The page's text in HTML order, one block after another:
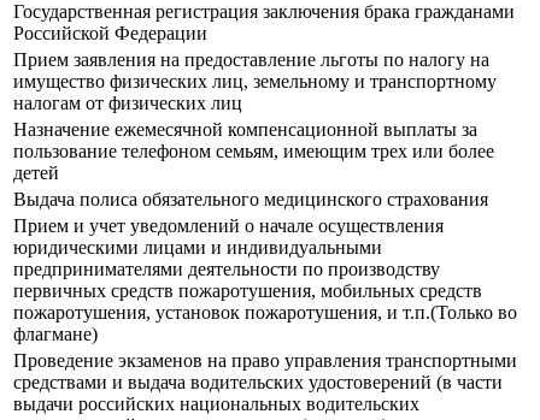
Государственная регистрация заключения брака гражданами
Российской Федерации
Прием заявления на предоставление льготы по налогу на
имущество физических лиц, земельному и транспортному
налогам от физических лиц
Назначение ежемесячной компенсационной выплаты за
пользование телефоном семьям, имеющим трех или более
детей
Выдача полиса обязательного медицинского страхования
Прием и учет уведомлений о начале осуществления
юридическими лицами и индивидуальными
предпринимателями деятельности по производству
первичных средств пожаротушения, мобильных средств
пожаротушения, установок пожаротушения, и т.п.(Только во
флагмане)
Прoведение экзаменов на право управления транспортными
средствами и выдача водительских удостоверений (в части
выдачи российских национальных водительских